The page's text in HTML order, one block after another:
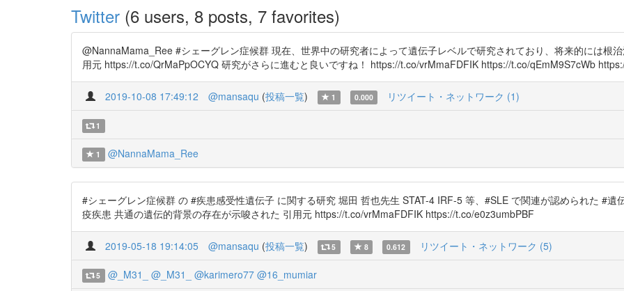
Twitter (6 users, 8 posts, 7 favorites)
@NannaMama_Ree #シェーグレン症候群 現在、世界中の研究者によって遺伝子レベルで研究されており、将来的には根
用元 https://t.co/QrMaPpOCYQ 研究がさらに進むと良いですね！ https://t.co/vrMmaFDFIK https://t.co/qEmM9S7cWb
2019-10-08 17:49:12 @mansaqu (投稿一覧) 1 0.000 リツイート・ネットワーク (1)
1
1 @NannaMama_Ree
#シェーグレン症候群 の #疾患感受性遺伝子 に関する研究 堀田 哲也先生 STAT-4 IRF-5 等、#SLE で関連が認められた #
疫疾患 共通の遺伝的背景の存在が示唆された 引用元 https://t.co/vrMmaFDFIK https://t.co/e0z3umbPBF
2019-05-18 19:14:05 @mansaqu (投稿一覧) 5 8 0.612 リツイート・ネットワーク (5)
5 @_M31_ @_M31_ @karimero77 @16_mumiar